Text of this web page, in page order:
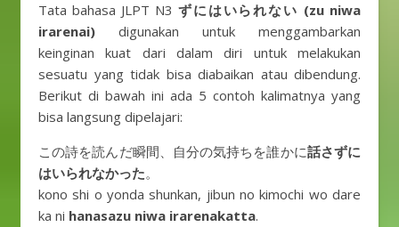
Tata bahasa JLPT N3 ずにはいられない (zu niwa
irarenai) digunakan untuk menggambarkan
keinginan kuat dari dalam diri untuk melakukan
sesuatu yang tidak bisa diabaikan atau dibendung.
Berikut di bawah ini ada 5 contoh kalimatnya yang
bisa langsung dipelajari:
この詩を読んだ瞬間、自分の気持ちを誰かに話さずに
はいられなかった。
kono shi o yonda shunkan, jibun no kimochi wo dare
ka ni hanasazu niwa irarenakatta.